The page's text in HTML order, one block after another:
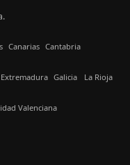
Canarias Cantabria
Extremadura Galicia La Rioja
Valenciana